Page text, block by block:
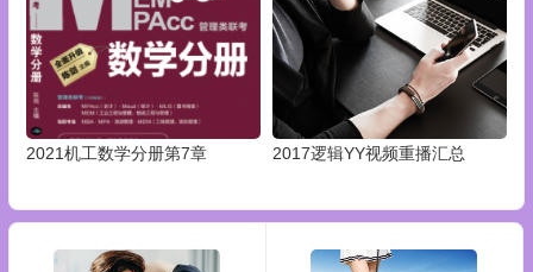
2021机工数学分册第7章 2017逻辑YY视频重播汇总